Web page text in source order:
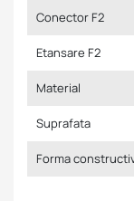
Conector F2
Etansare F2
Material
Suprafata
Forma